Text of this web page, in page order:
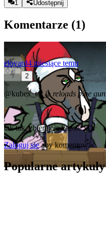
1
Udostępnij
Komentarze (1)
eloyard4 miesiące temu
2
@kubex_to_ja reloads pipe gun
tak tak, zbierajcie kapsle xD
Zaloguj sięaby komentować
Popularne artykuły